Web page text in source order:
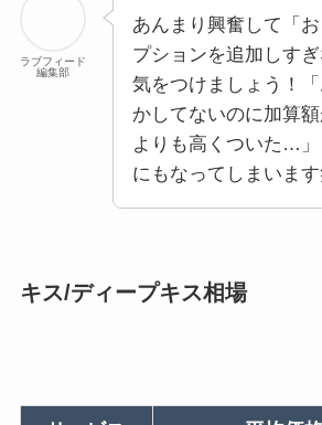
ラブフィード
編集部
あんまり興奮して「
プションを追加しす
気をつけましょう！
かしてないのに加算
よりも高くついた…」
にもなってしまいま
キス/ディープキス相場